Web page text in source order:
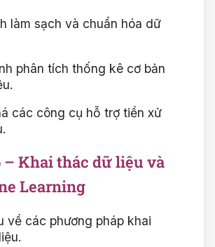
làm sạch và chuẩn hóa dữ
phân tích thống kê cơ bản
các công cụ hỗ trợ tiền xử
– Khai thác dữ liệu và
Learning
về các phương pháp khai